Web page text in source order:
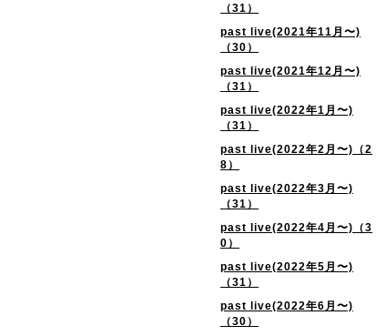
（31）
past live(2021年11月〜)
（30）
past live(2021年12月〜)
（31）
past live(2022年1月〜)
（31）
past live(2022年2月〜)（2
8）
past live(2022年3月〜)
（31）
past live(2022年4月〜)（3
0）
past live(2022年5月〜)
（31）
past live(2022年6月〜)
（30）